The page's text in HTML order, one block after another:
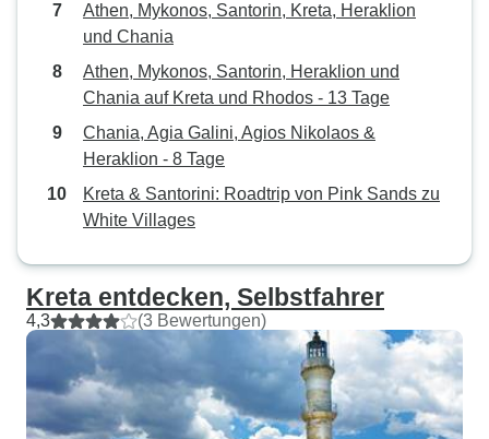
Athen, Mykonos, Santorin, Kreta, Heraklion
und Chania
Athen, Mykonos, Santorin, Heraklion und
Chania auf Kreta und Rhodos - 13 Tage
Chania, Agia Galini, Agios Nikolaos &
Heraklion - 8 Tage
Kreta & Santorini: Roadtrip von Pink Sands zu
White Villages
Kreta entdecken, Selbstfahrer
4,3 (3 Bewertungen)